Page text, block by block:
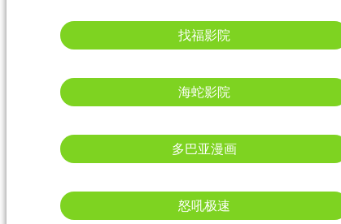
找福影院
海蛇影院
多巴亚漫画
怒吼极速